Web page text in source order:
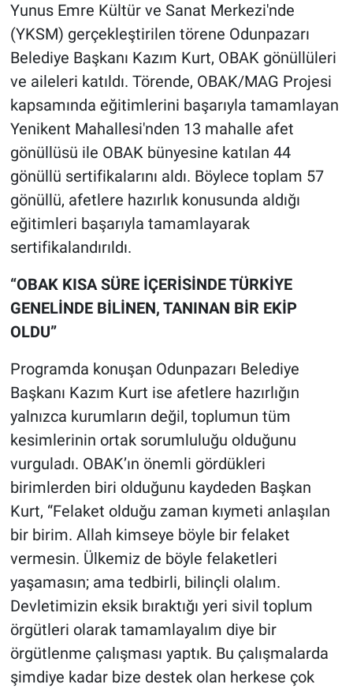
Yunus Emre Kültür ve Sanat Merkezi'nde
(YKSM) gerçekleştirilen törene Odunpazarı
Belediye Başkanı Kazım Kurt, OBAK gönüllüleri
ve aileleri katıldı. Törende, OBAK/MAG Projesi
kapsamında eğitimlerini başarıyla tamamlayan
Yenikent Mahallesi'nden 13 mahalle afet
gönüllüsü ile OBAK bünyesine katılan 44
gönüllü sertifikalarını aldı. Böylece toplam 57
gönüllü, afetlere hazırlık konusunda aldığı
eğitimleri başarıyla tamamlayarak
sertifikalandırıldı.
“OBAK KISA SÜRE İÇERİSİNDE TÜRKİYE
GENELİNDE BİLİNEN, TANINAN BİR EKİP
OLDU”
Programda konuşan Odunpazarı Belediye
Başkanı Kazım Kurt ise afetlere hazırlığın
yalnızca kurumların değil, toplumun tüm
kesimlerinin ortak sorumluluğu olduğunu
vurguladı. OBAK’ın önemli gördükleri
birimlerden biri olduğunu kaydeden Başkan
Kurt, “Felaket olduğu zaman kıymeti anlaşılan
bir birim. Allah kimseye böyle bir felaket
vermesin. Ülkemiz de böyle felaketleri
yaşamasın; ama tedbirli, bilinçli olalım.
Devletimizin eksik bıraktığı yeri sivil toplum
örgütleri olarak tamamlayalım diye bir
örgütlenme çalışması yaptık. Bu çalışmalarda
şimdiye kadar bize destek olan herkese çok